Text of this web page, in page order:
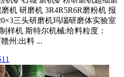
机 研磨机 3R4R5R6R磨粉机 报
三头研磨机玛瑙研磨体实验室
样机 斯特尔机械:给料粒度：
州:出料 ...